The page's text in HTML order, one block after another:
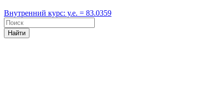
Внутренний курс: у.е. = 83.0359
Найти